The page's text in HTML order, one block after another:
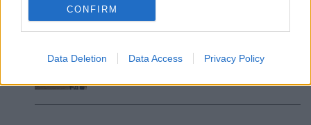
CONFIRM
Data Deletion Data Access Privacy Policy
Incendio en Parque Holandés